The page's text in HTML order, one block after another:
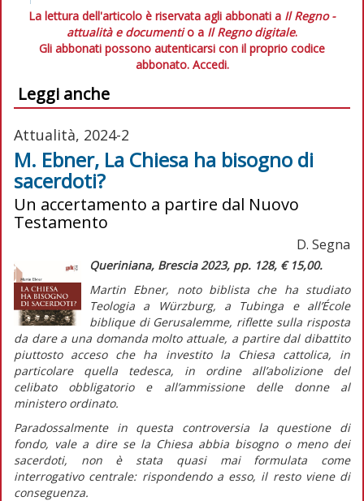
La lettura dell'articolo è riservata agli abbonati a Il Regno -
attualità e documentio a Il Regno digitale.
Gli abbonati possono autenticarsi con il proprio codice
abbonato. Accedi.
Leggi anche
Attualità, 2024-2
M. Ebner, La Chiesa ha bisogno di
sacerdoti?
Un accertamento a partire dal Nuovo
Testamento
D. Segna
Queriniana, Brescia 2023, pp. 128, € 15,00.
Martin Ebner, noto biblista che ha studiato
Teologia a Würzburg, a Tubinga e all’École
biblique di Gerusalemme, riflette sulla risposta
da dare a una domanda molto attuale, a partire dal dibattito
piuttosto acceso che ha investito la Chiesa cattolica, in
particolare quella tedesca, in ordine all’abolizione del
celibato obbligatorio e all’ammissione delle donne al
ministero ordinato.
Paradossalmente in questa controversia la questione di
fondo, vale a dire se la Chiesa abbia bisogno o meno dei
sacerdoti, non è stata quasi mai formulata come
interrogativo centrale: rispondendo a esso, il resto viene di
conseguenza.